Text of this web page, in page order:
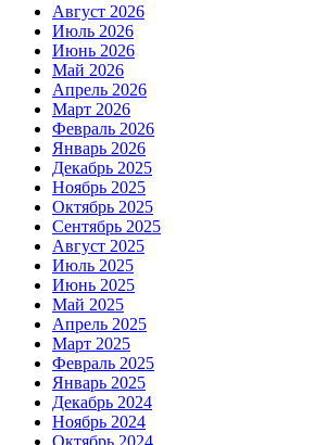
Август 2026
Июль 2026
Июнь 2026
Май 2026
Апрель 2026
Март 2026
Февраль 2026
Январь 2026
Декабрь 2025
Ноябрь 2025
Октябрь 2025
Сентябрь 2025
Август 2025
Июль 2025
Июнь 2025
Май 2025
Апрель 2025
Март 2025
Февраль 2025
Январь 2025
Декабрь 2024
Ноябрь 2024
Октябрь 2024